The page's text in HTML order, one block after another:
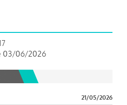
03/06/2026
21/05/2026